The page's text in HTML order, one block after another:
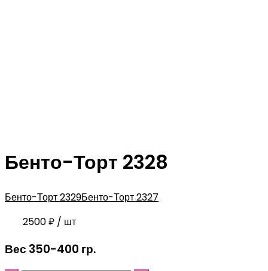
Бенто-Торт 2328
Бенто-Торт 2329Бенто-Торт 2327
2500₽ / шт
Вес 350-400 гр.